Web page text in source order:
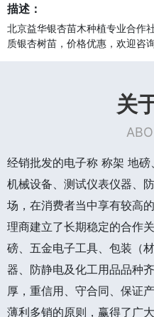
描述：
北京益华银杏苗木种植专业合作
质银杏树苗，价格优惠，欢迎咨
关
经销批发的电子称 称架 地磅
机械设备、测试仪表仪器、
场，在消费者当中享有较高
理商建立了长期稳定的合作
磅、五金电子工具、包装（
器、防静电及化工用品品种
厚，重信用、守合同、保证
薄利多销的原则，赢得了广大